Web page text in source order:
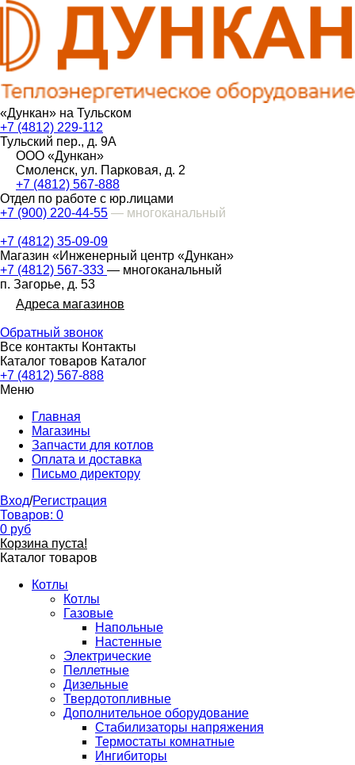
«Дункан» на Тульском
+7 (4812) 229-112
Тульский пер., д. 9А
ООО «Дункан»
Смоленск, ул. Парковая, д. 2
+7 (4812) 567-888
Отдел по работе с юр.лицами
+7 (900) 220-44-55 — многоканальный
+7 (4812) 35-09-09
Магазин «Инженерный центр «Дункан»
+7 (4812) 567-333 — многоканальный
п. Загорье, д. 53
Адреса магазинов
Обратный звонок
Все контакты Контакты
Каталог товаров Каталог
+7 (4812) 567-888
Меню
Главная
Магазины
Запчасти для котлов
Оплата и доставка
Письмо директору
Вход/Регистрация
Товаров: 0
0 руб
Корзина пуста!
Каталог товаров
Котлы
Котлы
Газовые
Напольные
Настенные
Электрические
Пеллетные
Дизельные
Твердотопливные
Дополнительное оборудование
Стабилизаторы напряжения
Термостаты комнатные
Ингибиторы